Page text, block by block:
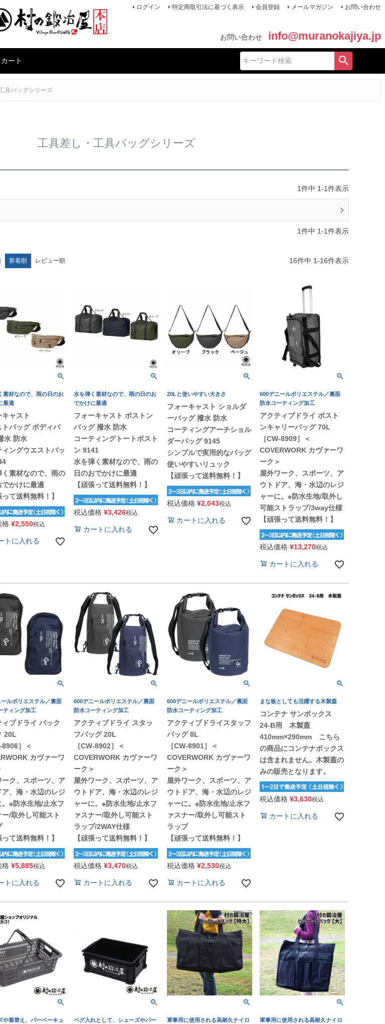
ログイン 特定商取引法に基づく表示 会員登録 メールマガジン お問い合わせ
お問い合わせ info@muranokajiya.jp
カート
具バッグシリーズ
工具差し・工具バッグシリーズ
1件中 1-1件表示
1件中 1-1件表示
新着順 レビュー順 16件中 1-16件表示
素材なので、雨の日のお
最適
キャスト
トバッグ ボディバ
水 防水
ィングウエストバッ
く素材なので、雨の
でかけに最適
って送料無料！】
格 ¥2,550税込
トに入れる
水を弾く素材なので、雨の日のお
でかけに最適
フォーキャスト ボストン
バッグ 撥水 防水
コーティングトートボスト
ン 9141
水を弾く素材なので、雨の
日のおでかけに最適
【頑張って送料無料！】
税込価格 ¥3,426税込
カートに入れる
20Lと使いやすい大きさ
フォーキャスト ショルダ
ーバッグ 撥水 防水
コーティングアーチショル
ダーバッグ 9145
シンプルで実用的なバッグ
使いやすいリュック
【頑張って送料無料！】
税込価格 ¥2,043税込
カートに入れる
600デニールポリエステル／裏面
防水コーティング加工
アクティブドライ ボスト
ンキャリーバッグ 70L
［CW-8909］＜
COVERWORK カヴァーワ
ーク＞
屋外ワーク、スポーツ、ア
ウトドア、海・水辺のレジ
ャーに。※防水生地/取外し
可能ストラップ/3way仕様
【頑張って送料無料！】
税込価格 ¥13,270税込
カートに入れる
ルポリエステル／裏面
ティング加工
ィブドライ バック
20L
8906］＜
カヴァーワ
ーク、スポーツ、ア
ア、海・水辺のレジ
。※防水生地/止水フ
ー/取外し可能スト
って送料無料！】
格 ¥5,885税込
トに入れる
600デニールポリエステル／裏面
防水コーティング加工
アクティブドライ スタッ
フバッグ 20L
［CW-8902］＜
COVERWORK カヴァーワ
ーク＞
屋外ワーク、スポーツ、ア
ウトドア、海・水辺のレジ
ャーに。※防水生地/止水フ
ァスナー/取外し可能スト
ラップ/2WAY仕様
【頑張って送料無料！】
税込価格 ¥3,470税込
カートに入れる
600デニールポリエステル／裏面
防水コーティング加工
アクティブドライスタッフ
バッグ 8L
［CW-8901］＜
COVERWORK カヴァーワ
ーク＞
屋外ワーク、スポーツ、ア
ウトドア、海・水辺のレジ
ャーに。※防水生地/止水フ
ァスナー/取外し可能スト
ラップ
【頑張って送料無料！】
税込価格 ¥2,530税込
カートに入れる
まな板としても活躍する木製蓋
コンテナ サンボックス
24-B用 木製蓋
410mm×290mm こちら
の商品にコンテナボックス
は含まれません。木製蓋の
みの販売となります。
税込価格 ¥3,630税込
カートに入れる
や着替え、バーベーキュ
ペグ入れとして、シューズやバー
軍事用に使用される高耐久ナイロ
軍事用に使用される高耐久ナイロ